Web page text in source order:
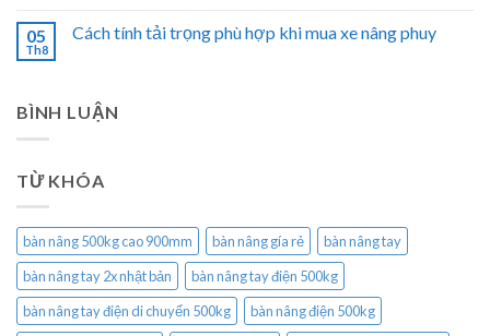
05
Th8
Cách tính tải trọng phù hợp khi mua xe nâng phuy
BÌNH LUẬN
TỪ KHÓA
bàn nâng 500kg cao 900mm bàn nâng gía rẻ
bàn nâng tay
bàn nâng tay 2x nhật bản
bàn nâng tay điện 500kg
bàn nâng tay điện di chuyển 500kg
bàn nâng điện 500kg